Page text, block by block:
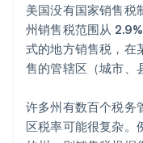
美国没有国家销售税
州销售税范围从
式的地方销售税，在
售的管辖区（城市、
许多州有数百个税务
区税率可能很复杂。